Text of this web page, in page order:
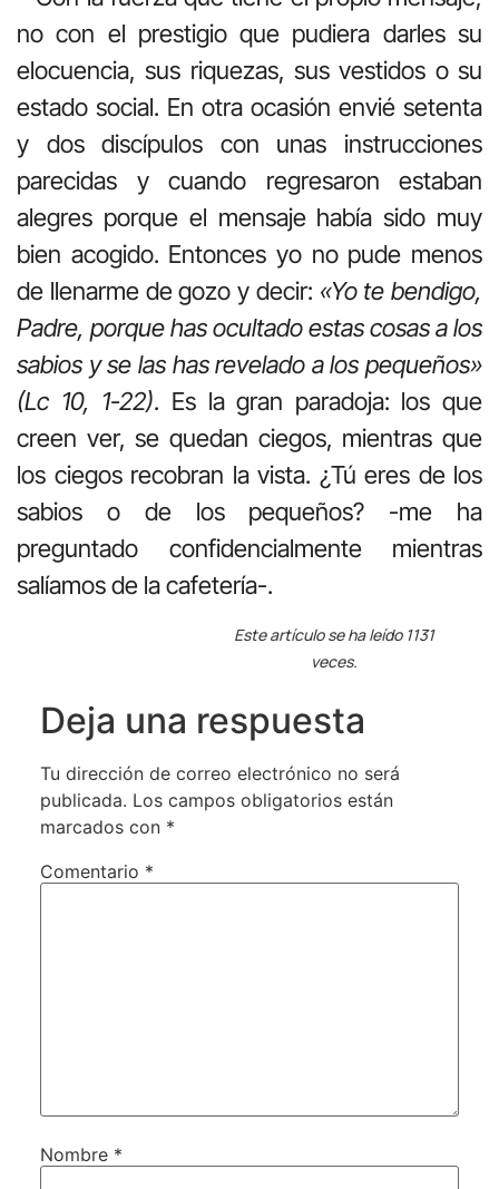
no con el prestigio que pudiera darles su
elocuencia, sus riquezas, sus vestidos o su
estado social. En otra ocasión envié setenta
y dos discípulos con unas instrucciones
parecidas y cuando regresaron estaban
alegres porque el mensaje había sido muy
bien acogido. Entonces yo no pude menos
de llenarme de gozo y decir: «Yo te bendigo,
Padre, porque has ocultado estas cosas a los
sabios y se las has revelado a los pequeños»
(Lc 10, 1-22). Es la gran paradoja: los que
creen ver, se quedan ciegos, mientras que
los ciegos recobran la vista. ¿Tú eres de los
sabios o de los pequeños? -me ha
preguntado confidencialmente mientras
salíamos de la cafetería-.
Este artículo se ha leído 1131
veces.
Deja una respuesta
Tu dirección de correo electrónico no será
publicada. Los campos obligatorios están
marcados con *
Comentario *
Nombre *